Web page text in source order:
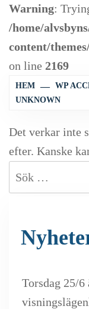
Warning:
/home/
content/
on line 2169
HEM
WP
UNKNOWN
Det verkar inte
efter. Kanske
efter:
Torsdag 25/